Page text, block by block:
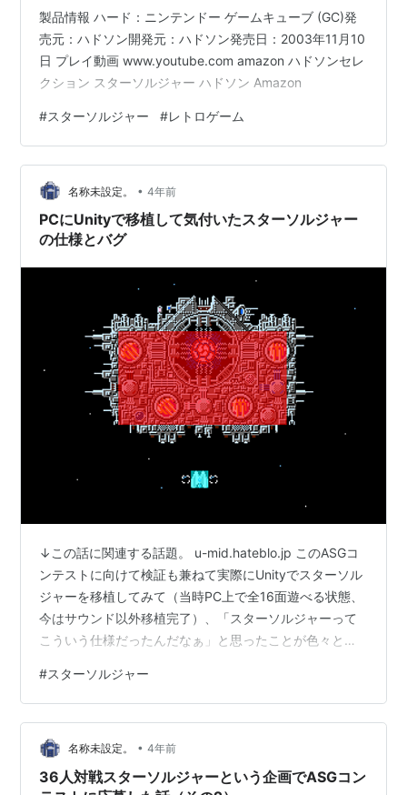
製品情報 ハード：ニンテンドー ゲームキューブ (GC)発
売元：ハドソン開発元：ハドソン発売日：2003年11月10
日 プレイ動画 www.youtube.com amazon ハドソンセレ
クション スターソルジャー ハドソン Amazon
#スターソルジャー #レトロゲーム
名称未設定。 • 4年前
PCにUnityで移植して気付いたスターソルジャー
の仕様とバグ
↓この話に関連する話題。 u-mid.hateblo.jp このASGコ
ンテストに向けて検証も兼ねて実際にUnityでスターソル
ジャーを移植してみて（当時PC上で全16面遊べる状態、
今はサウンド以外移植完了）、「スターソルジャーって
こういう仕様だったんだなぁ」と思ったことが色々とあ
んですが、一連のツイートの内容をここにまとめておき
ます。 その1：スプライトの遅延 その2：レーザー その
3：誘導弾 その4：ラザロ その5：スターブレイン・ビッ
グスターブレイン その6：ジェリコ その7：リューク そ
の8：ワープ時のスクロール その9：爆発の効果音
#スターソルジャー
名称未設定。 • 4年前
36人対戦スターソルジャーという企画でASGコン